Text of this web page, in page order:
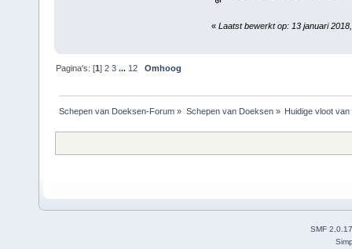
« Laatst bewerkt op: 13 januari
Pagina's: [1]2 3 ... 12 Omhoog
Schepen van Doeksen-Forum » Schepen van Doeksen» Huidige vloot
SMF 2.0.17